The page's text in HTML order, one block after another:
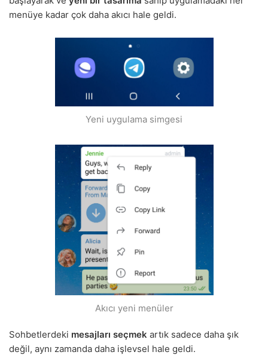
menüye kadar çok daha akıcı hale geldi.
Yeni uygulama simgesi
Akıcı yeni menüler
Sohbetlerdeki mesajları seçmek artık sadece daha şık
değil, aynı zamanda daha işlevsel hale geldi.